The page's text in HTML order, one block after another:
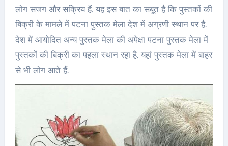
लोग सजग और सक्रिय हैं. यह इस बात का सबूत है कि पुस्तकों की
बिक्री के मामले में पटना पुस्तक मेला देश में अग्रणी स्थान पर है.
देश में आयोदित अन्य पुस्तक मेला की अपेक्षा पटना पुस्तक मेला में
पुस्तकों की बिक्री का पहला स्थान रहा है. यहां पुस्तक मेला में बाहर
से भी लोग आते हैं.